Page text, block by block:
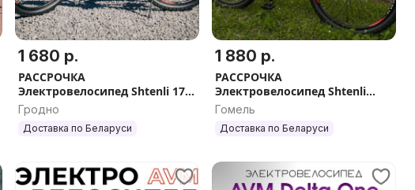
1 680 р.
РАССРОЧКА
Электровелосипед Shtenli 17
7,8A без прав
Гродно
Доставка по Беларуси
1 880 р.
РАССРОЧКА
Электровелосипед Shtenli
GT17 36V 13Ah
Гомель
Доставка по Беларуси